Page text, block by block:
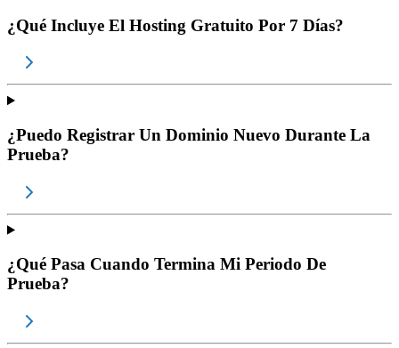
¿Qué Incluye El Hosting Gratuito Por 7 Días?
¿Puedo Registrar Un Dominio Nuevo Durante La
Prueba?
¿Qué Pasa Cuando Termina Mi Periodo De
Prueba?